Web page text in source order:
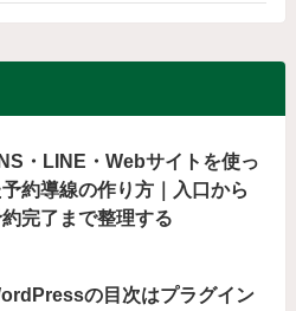
・LINE・Webサイトを使っ
約導線の作り方｜入口から
完了まで整理する
の目次はプラグイン